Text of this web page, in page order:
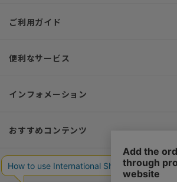
ご利用ガイド
便利なサービス
インフォメーション
おすすめコンテンツ
ポリシー・企業情報